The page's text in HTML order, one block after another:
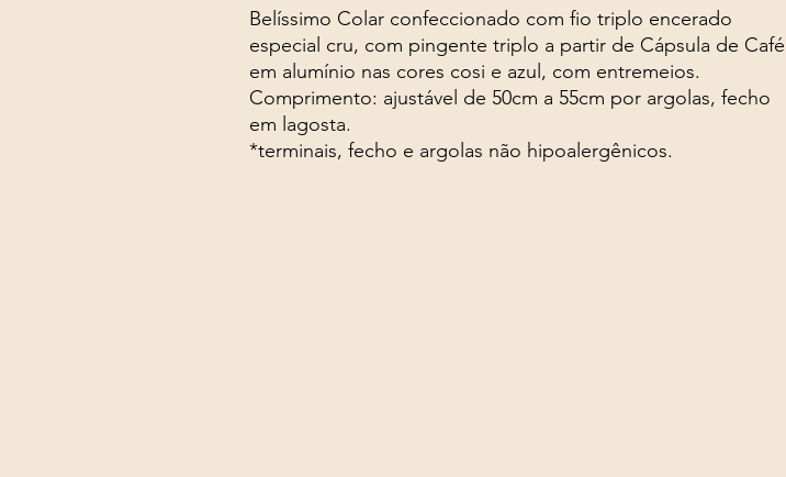
Belíssimo Colar confeccionado com fio triplo encerado
especial cru, com pingente triplo a partir de Cápsula de Café
em alumínio nas cores cosi e azul, com entremeios.
Comprimento: ajustável de 50cm a 55cm por argolas, fecho
em lagosta.
*terminais, fecho e argolas não hipoalergênicos.